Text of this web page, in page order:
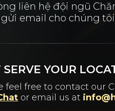
liên hệ đội ngũ
gửi email cho chúng
YOUR
feel free to contact our
or email us at